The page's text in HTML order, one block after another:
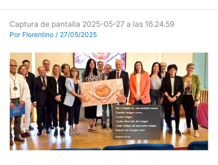
Captura de pantalla 2025-05-27 a las 16.24.59
Por Florentino / 27/05/2025